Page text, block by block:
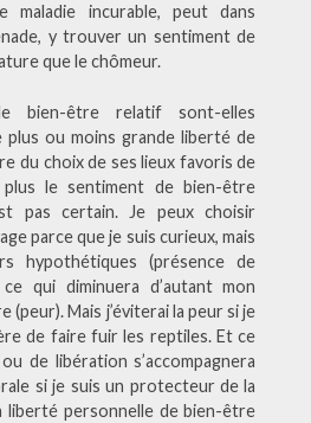
incurable, peut dans
y trouver un sentiment de
que le chômeur.
bien-être relatif sont-elles
plus ou moins grande liberté de
du choix de ses lieux favoris de
le sentiment de bien-être
pas certain. Je peux choisir
parce que je suis curieux, mais
hypothétiques (présence de
qui diminuera d’autant mon
Mais j’éviterai la peur si je
de faire fuir les reptiles. Et ce
de libération s’accompagnera
si je suis un protecteur de la
liberté personnelle de bien-être